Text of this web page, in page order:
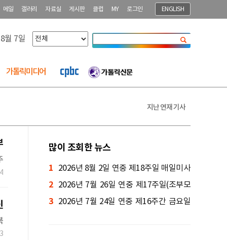
메일 갤러리 자료실 게시판 클럽 MY 로그인 ENGLISH
월 7일
가톨릭미디어
지난 연재 기사
많이 조회한 뉴스
1
2026년 8월 2일 연중 제18주일 매일미사
ㅣ양정진 세례자 요한 신부 집전
2
2026년 7월 26일 연중 제17주일(조부모
와 노인의 날) 매일미사ㅣ박규식 암브로시
3
2026년 7월 24일 연중 제16주간 금요일